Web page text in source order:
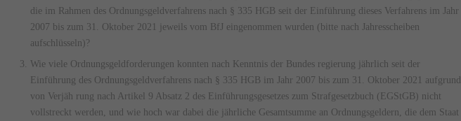
die im Rahmen des Ordnungsgeldverfahrens nach § 335 HGB seit der Einführung dieses Verfahrens im Jahr
2007 bis zum 31. Oktober 2021 jeweils vom BfJ eingenommen wurden (bitte nach Jahresscheiben
aufschlüsseln)?
Wie viele Ordnungsgeldforderungen konnten nach Kenntnis der Bundes­ regierung jährlich seit der
Einführung des Ordnungsgeldverfahrens nach § 335 HGB im Jahr 2007 bis zum 31. Oktober 2021 aufgrund
von Verjäh­ rung nach Artikel 9 Absatz 2 des Einführungsgesetzes zum Strafgesetzbuch (EGStGB) nicht
vollstreckt werden, und wie hoch war dabei die jährliche Gesamtsumme an Ordnungsgeldern, die dem Staat